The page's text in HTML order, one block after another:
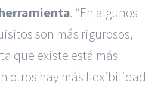
. “En algunos
son más rigurosos,
que existe está más
otros hay más flexibilidad